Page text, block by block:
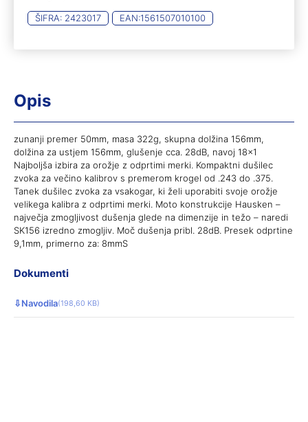
ŠIFRA: 2423017 EAN:1561507010100
Opis
zunanji premer 50mm, masa 322g, skupna dolžina 156mm,
dolžina za ustjem 156mm, glušenje cca. 28dB, navoj 18×1
Najboljša izbira za orožje z odprtimi merki. Kompaktni dušilec
zvoka za večino kalibrov s premerom krogel od .243 do .375.
Tanek dušilec zvoka za vsakogar, ki želi uporabiti svoje orožje
velikega kalibra z odprtimi merki. Moto konstrukcije Hausken –
največja zmogljivost dušenja glede na dimenzije in težo – naredi
SK156 izredno zmogljiv. Moč dušenja pribl. 28dB. Presek odprtine
9,1mm, primerno za: 8mmS
Dokumenti
⇩Navodila(198,60 KB)